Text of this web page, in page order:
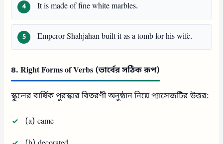
It is made of fine white marbles.
Emperor Shahjahan built it as a tomb for his wife.
৪. Right Forms of Verbs (ভার্বের সঠিক রূপ)
স্কুলের বার্ষিক পুরস্কার বিতরণী অনুষ্ঠান নিয়ে প্যাসেজটির উত্তর:
(a) came